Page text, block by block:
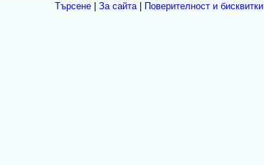
Търсене| За сайта| Поверителност и бисквитки